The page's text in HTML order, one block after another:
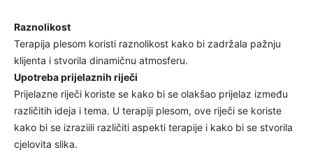
Raznolikost
Terapija plesom koristi raznolikost kako bi zadržala pažnju
klijenta i stvorila dinamičnu atmosferu.
Upotreba prijelaznih riječi
Prijelazne riječi koriste se kako bi se olakšao prijelaz između
različitih ideja i tema. U terapiji plesom, ove riječi se koriste
kako bi se izraziili različiti aspekti terapije i kako bi se stvorila
cjelovita slika.